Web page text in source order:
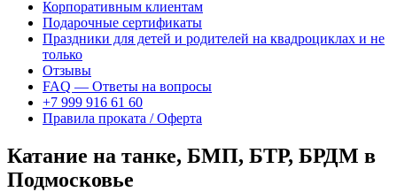
Корпоративным клиентам
Подарочные сертификаты
Праздники для детей и родителей на квадроциклах и не
только
Отзывы
FAQ — Ответы на вопросы
+7 999 916 61 60
Правила проката / Оферта
Катание на танке, БМП, БТР, БРДМ в
Подмосковье